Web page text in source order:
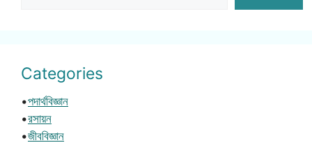
Categories
•পদার্থবিজ্ঞান
•রসায়ন
•জীববিজ্ঞান